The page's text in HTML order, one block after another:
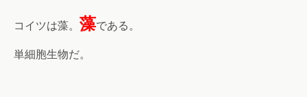
コイツは藻。 藻である。
単細胞生物だ。